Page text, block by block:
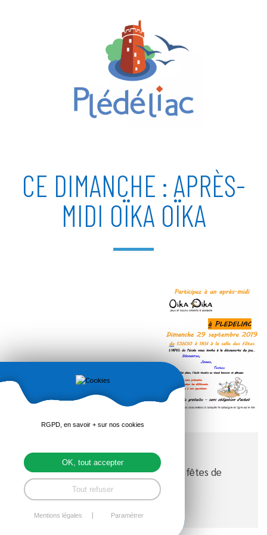
CE DIMANCHE : APRÈS-
MIDI OÏKA OÏKA
De 13h30 à 18 heures à la salle des fêtes de
Plédéliac.
RGPD, en savoir + sur nos cookies
OK, tout accepter
Tout refuser
Mentions légales Paramétrer